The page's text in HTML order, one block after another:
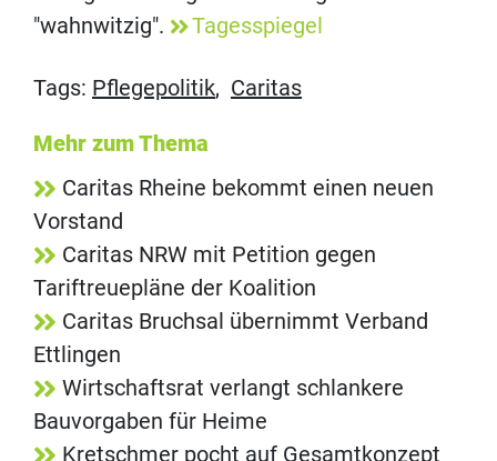
"wahnwitzig".
Tagesspiegel
Tags: Pflegepolitik, Caritas
Mehr zum Thema
Caritas Rheine bekommt einen neuen
Vorstand
Caritas NRW mit Petition gegen
Tariftreuepläne der Koalition
Caritas Bruchsal übernimmt Verband
Ettlingen
Wirtschaftsrat verlangt schlankere
Bauvorgaben für Heime
Kretschmer pocht auf Gesamtkonzept